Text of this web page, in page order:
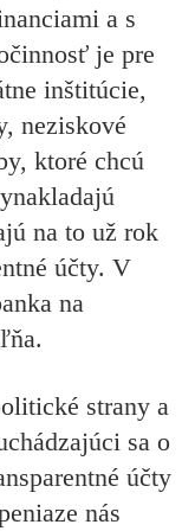
a s
je pre
inštitúcie,
neziskové
ktoré chcú
na to už rok
účty. V
na
strany a
sa o
účty
nás